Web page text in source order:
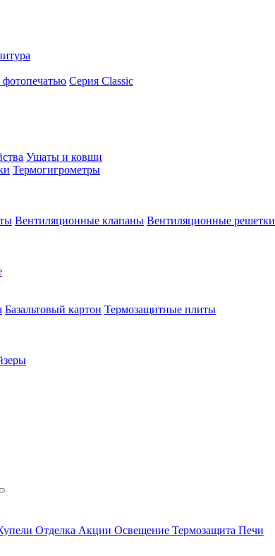
Серия Classic
Ушаты и ковши
Термогигрометры
Вентиляционные клапаны Вентиляционные решетки
Базальтовый картон Термозащитные плиты
Отделка Акции Освещение Термозащита Печи